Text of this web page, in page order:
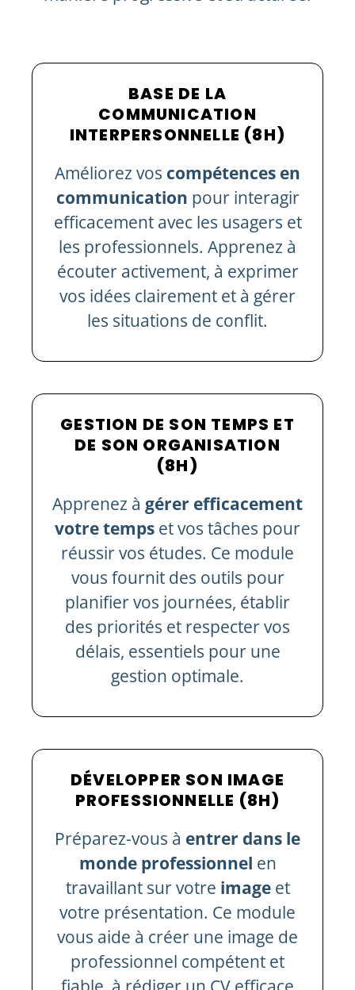
BASE DE LA
COMMUNICATION
INTERPERSONNELLE (8H)
Améliorez vos compétences en
communication pour interagir
efficacement avec les usagers et
les professionnels. Apprenez à
écouter activement, à exprimer
vos idées clairement et à gérer
les situations de conflit.
GESTION DE SON TEMPS ET
DE SON ORGANISATION
(8H)
Apprenez à gérer efficacement
votre temps et vos tâches pour
réussir vos études. Ce module
vous fournit des outils pour
planifier vos journées, établir
des priorités et respecter vos
délais, essentiels pour une
gestion optimale.
DÉVELOPPER SON IMAGE
PROFESSIONNELLE (8H)
Préparez-vous à entrer dans le
monde professionnel en
travaillant sur votre imageet
votre présentation. Ce module
vous aide à créer une image de
professionnel compétent et